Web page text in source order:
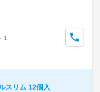
スリム 12個入